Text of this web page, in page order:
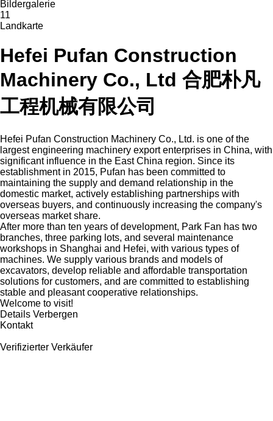
Bildergalerie
11
Landkarte
Hefei Pufan Construction
Machinery Co., Ltd 合肥朴凡
工程机械有限公司
Hefei Pufan Construction Machinery Co., Ltd. is one of the
largest engineering machinery export enterprises in China, with
significant influence in the East China region. Since its
establishment in 2015, Pufan has been committed to
maintaining the supply and demand relationship in the
domestic market, actively establishing partnerships with
overseas buyers, and continuously increasing the company's
overseas market share.
After more than ten years of development, Park Fan has two
branches, three parking lots, and several maintenance
workshops in Shanghai and Hefei, with various types of
machines. We supply various brands and models of
excavators, develop reliable and affordable transportation
solutions for customers, and are committed to establishing
stable and pleasant cooperative relationships.
Welcome to visit!
Details Verbergen
Kontakt
Verifizierter Verkäufer